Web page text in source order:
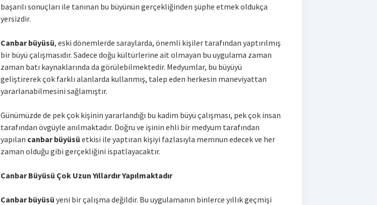
başarılı sonuçları ile tanınan bu büyünün gerçekliğinden şüphe etmek oldukça
yersizdir.
Canbar büyüsü, eski dönemlerde saraylarda, önemli kişiler tarafından yaptırılmış
bir büyü çalışmasıdır. Sadece doğu kültürlerine ait olmayan bu uygulama zaman
zaman batı kaynaklarında da görülebilmektedir. Medyumlar, bu büyüyü
geliştirerek çok farklı alanlarda kullanmış, talep eden herkesin maneviyattan
yararlanabilmesini sağlamıştır.
Günümüzde de pek çok kişinin yararlandığı bu kadim büyü çalışması, pek çok insan
tarafından övgüyle anılmaktadır. Doğru ve işinin ehli bir medyum tarafından
yapılan canbar büyüsü etkisi ile yaptıran kişiyi fazlasıyla memnun edecek ve her
zaman olduğu gibi gerçekliğini ispatlayacaktır.
Canbar Büyüsü Çok Uzun Yıllardır Yapılmaktadır
Canbar büyüsü yeni bir çalışma değildir. Bu uygulamanın binlerce yıllık geçmişi